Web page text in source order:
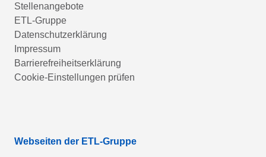
Stellenangebote
ETL-Gruppe
Datenschutzerklärung
Impressum
Barrierefreiheitserklärung
Cookie-Einstellungen prüfen
Webseiten der ETL-Gruppe